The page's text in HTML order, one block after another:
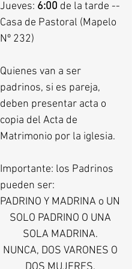
Jueves: 6:00 de la tarde --
Casa de Pastoral (Mapelo
Nº 232)
Quienes van a ser
padrinos, si es pareja,
deben presentar acta o
copia del Acta de
Matrimonio por la iglesia.
Importante: los Padrinos
pueden ser:
PADRINO Y MADRINA o UN
SOLO PADRINO O UNA
SOLA MADRINA.
NUNCA, DOS VARONES O